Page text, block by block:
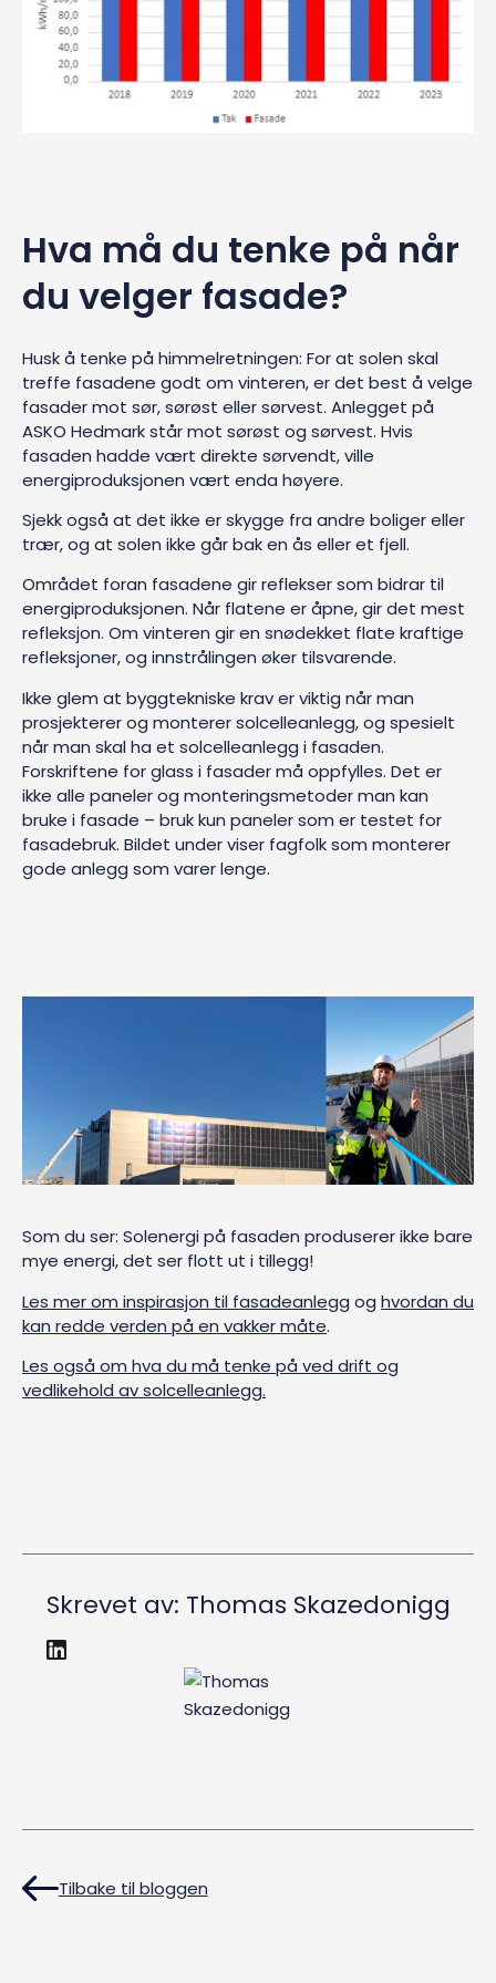
Hva må du tenke på når
du velger fasade?
Husk å tenke på himmelretningen: For at solen skal
treffe fasadene godt om vinteren, er det best å velge
fasader mot sør, sørøst eller sørvest. Anlegget på
ASKO Hedmark står mot sørøst og sørvest. Hvis
fasaden hadde vært direkte sørvendt, ville
energiproduksjonen vært enda høyere.
Sjekk også at det ikke er skygge fra andre boliger eller
trær, og at solen ikke går bak en ås eller et fjell.
Området foran fasadene gir reflekser som bidrar til
energiproduksjonen. Når flatene er åpne, gir det mest
refleksjon. Om vinteren gir en snødekket flate kraftige
refleksjoner, og innstrålingen øker tilsvarende.
Ikke glem at byggtekniske krav er viktig når man
prosjekterer og monterer solcelleanlegg, og spesielt
når man skal ha et solcelleanlegg i fasaden.
Forskriftene for glass i fasader må oppfylles. Det er
ikke alle paneler og monteringsmetoder man kan
bruke i fasade – bruk kun paneler som er testet for
fasadebruk. Bildet under viser fagfolk som monterer
gode anlegg som varer lenge.
Som du ser: Solenergi på fasaden produserer ikke bare
mye energi, det ser flott ut i tillegg!
Les mer om inspirasjon til fasadeanlegg og hvordan du
kan redde verden på en vakker måte.
Les også om hva du må tenke på ved drift og
vedlikehold av solcelleanlegg.
Skrevet av: Thomas Skazedonigg
Tilbake til bloggen